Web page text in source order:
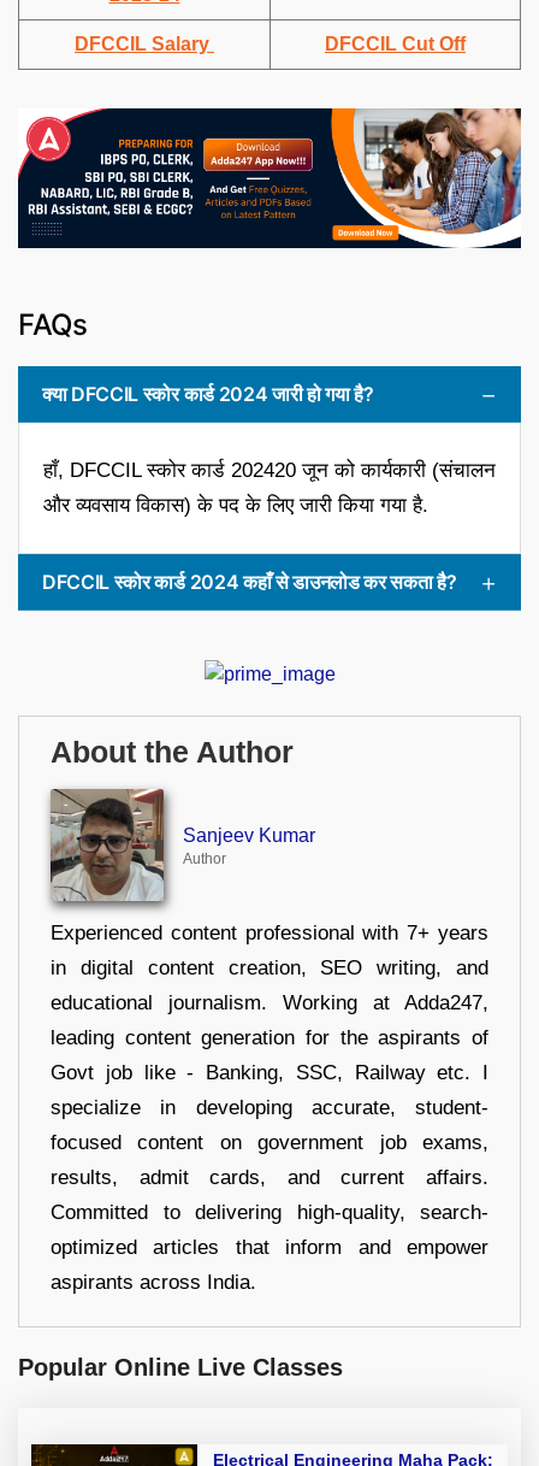
DFCCIL Salary DFCCIL Cut Off
FAQs
क्या DFCCIL स्कोर कार्ड 2024 जारी हो गया है?
हाँ, DFCCIL स्कोर कार्ड 202420 जून को कार्यकारी (संचालन
और व्यवसाय विकास) के पद के लिए जारी किया गया है.
DFCCIL स्कोर कार्ड 2024 कहाँ से डाउनलोड कर सकता है?
About the Author
Sanjeev Kumar
Author
Experienced content professional with 7+ years
in digital content creation, SEO writing, and
educational journalism. Working at Adda247,
leading content generation for the aspirants of
Govt job like - Banking, SSC, Railway etc. I
specialize in developing accurate, student-
focused content on government job exams,
results, admit cards, and current affairs.
Committed to delivering high-quality, search-
optimized articles that inform and empower
aspirants across India.
Popular Online Live Classes
Electrical Engineering Maha Pack: